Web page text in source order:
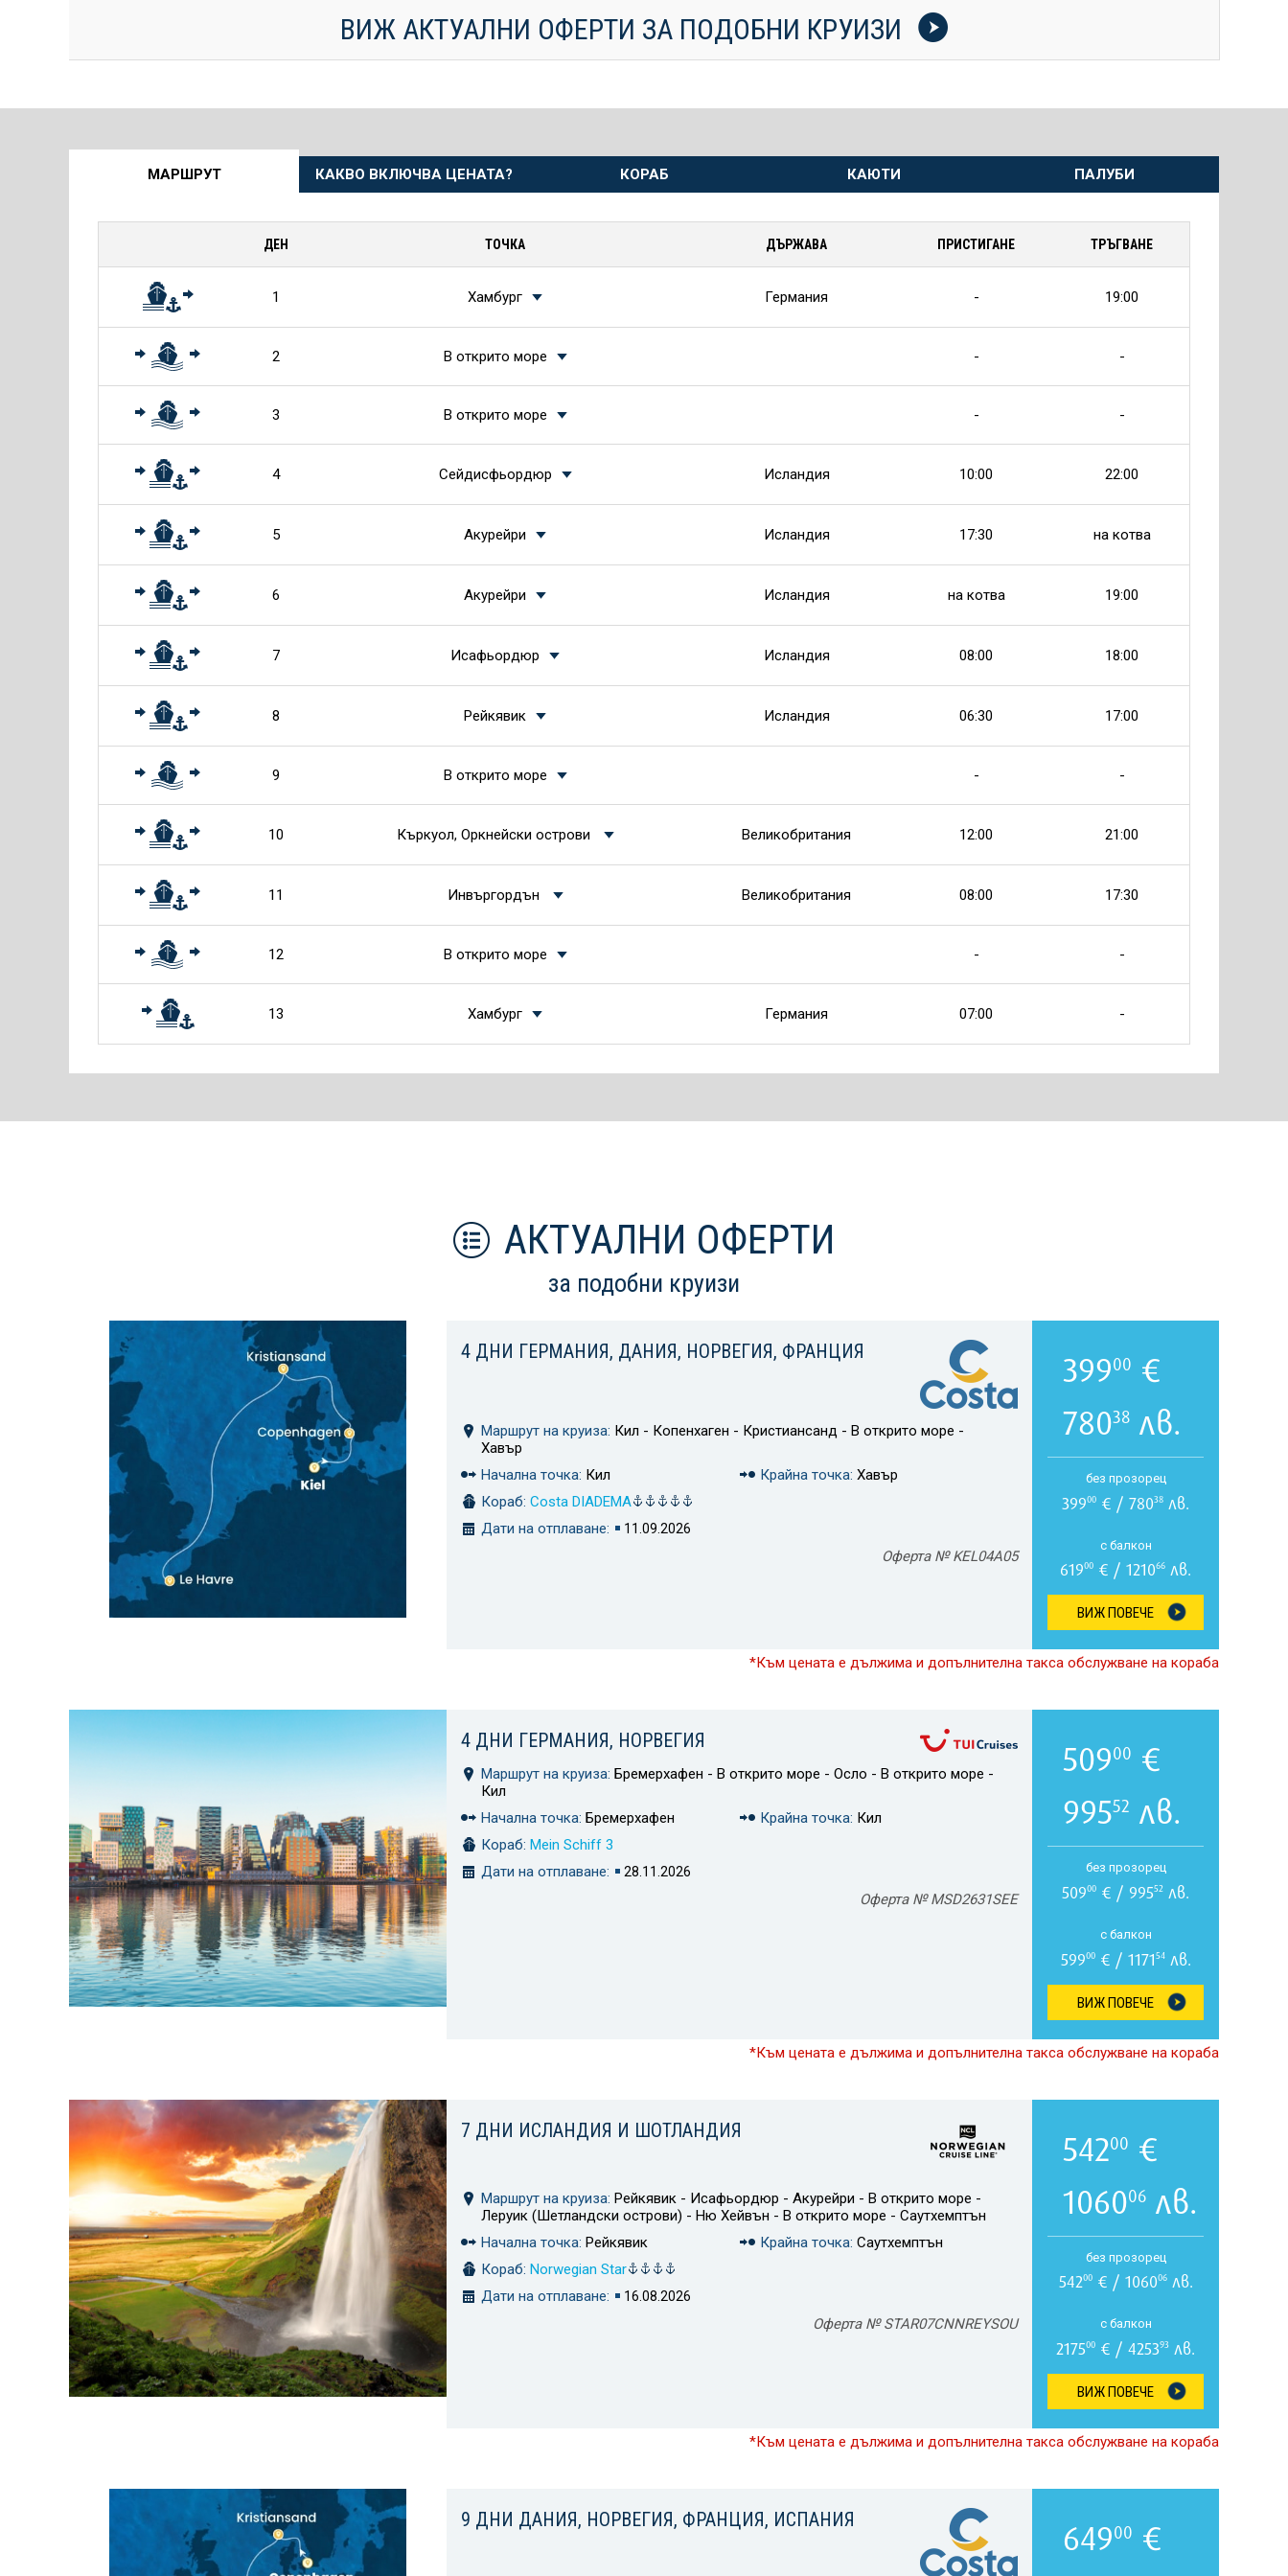
ВИЖ АКТУАЛНИ ОФЕРТИ ЗА ПОДОБНИ КРУИЗИ
МАРШРУТ КАКВО ВКЛЮЧВА ЦЕНАТА? КОРАБ КАЮТИ ПАЛУБИ
ДЕН ТОЧКА ДЪРЖАВА ПРИСТИГАНЕ ТРЪГВАНЕ
1 Хамбург Германия - 19:00
2 В открито море - -
3 В открито море - -
4 Сейдисфьордюр Исландия 10:00 22:00
5 Акурейри Исландия 17:30 на котва
6 Акурейри Исландия на котва 19:00
7 Исафьордюр Исландия 08:00 18:00
8 Рейкявик Исландия 06:30 17:00
9 В открито море - -
10 Къркуол, Оркнейски острови Великобритания 12:00 21:00
11 Инвъргордън Великобритания 08:00 17:30
12 В открито море - -
13 Хамбург Германия 07:00 -
АКТУАЛНИ ОФЕРТИ
за подобни круизи
4 ДНИ ГЕРМАНИЯ, ДАНИЯ, НОРВЕГИЯ, ФРАНЦИЯ
Маршрут на круиза: Кил - Копенхаген - Кристиансанд - В открито море -
Хавър
Начална точка: Кил Крайна точка: Хавър
Кораб: Costa DIADEMA
Дати на отплаване:
11.09.2026
Оферта № KEL04A05
39900 €
78038 лв.
без прозорец
39900 € / 78038 лв.
с балкон
61900 € / 121066 лв.
ВИЖ ПОВЕЧЕ
*Към цената е дължима и допълнителна такса обслужване на кораба
4 ДНИ ГЕРМАНИЯ, НОРВЕГИЯ
Маршрут на круиза: Бремерхафен - В открито море - Осло - В открито море -
Кил
Начална точка: Бремерхафен Крайна точка: Кил
Кораб: Mein Schiff 3
Дати на отплаване:
28.11.2026
Оферта № MSD2631SEE
50900 €
99552 лв.
без прозорец
50900 € / 99552 лв.
с балкон
59900€ / 117154лв.
ВИЖ ПОВЕЧЕ
*Към цената е дължима и допълнителна такса обслужване на кораба
7 ДНИ ИСЛАНДИЯ И ШОТЛАНДИЯ
Маршрут на круиза: Рейкявик - Исафьордюр - Акурейри - В открито море -
Леруик (Шетландски острови) - Ню Хейвън - В открито море - Саутхемптън
Начална точка: Рейкявик Крайна точка: Саутхемптън
Кораб: Norwegian Star
Дати на отплаване:
16.08.2026
Оферта № STAR07CNNREYSOU
54200 €
106006 лв.
без прозорец
54200€ / 106006лв.
с балкон
217500 € / 425393 лв.
ВИЖ ПОВЕЧЕ
*Към цената е дължима и допълнителна такса обслужване на кораба
9 ДНИ ДАНИЯ, НОРВЕГИЯ, ФРАНЦИЯ, ИСПАНИЯ 64900 €